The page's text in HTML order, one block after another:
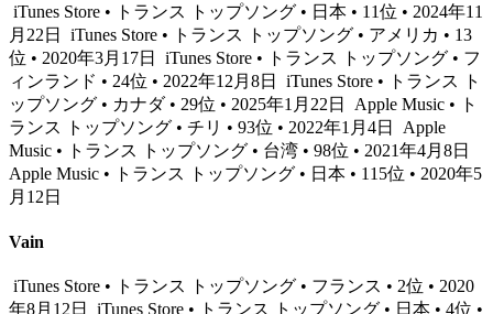
iTunes Store • トランス トップソング • 日本 • 11位 • 2024年11
月22日
iTunes Store • トランス トップソング • アメリカ • 13
位 • 2020年3月17日
iTunes Store • トランス トップソング • フ
ィンランド • 24位 • 2022年12月8日
iTunes Store • トランス ト
ップソング • カナダ • 29位 • 2025年1月22日
Apple Music • ト
ランス トップソング • チリ • 93位 • 2022年1月4日
Apple
Music • トランス トップソング • 台湾 • 98位 • 2021年4月8日
Apple Music • トランス トップソング • 日本 • 115位 • 2020年5
月12日
Vain
iTunes Store • トランス トップソング • フランス • 2位 • 2020
年8月12日
iTunes Store • トランス トップソング • 日本 • 4位 •